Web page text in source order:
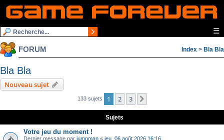
☰
FORUM Index > Bla Bla
Bla Bla
Nouveau sujet
133 sujets 1 2 3
Sujets
Votre jeu du moment !
Dernier message par jumpman « jeu. 06 août 2026 16:16